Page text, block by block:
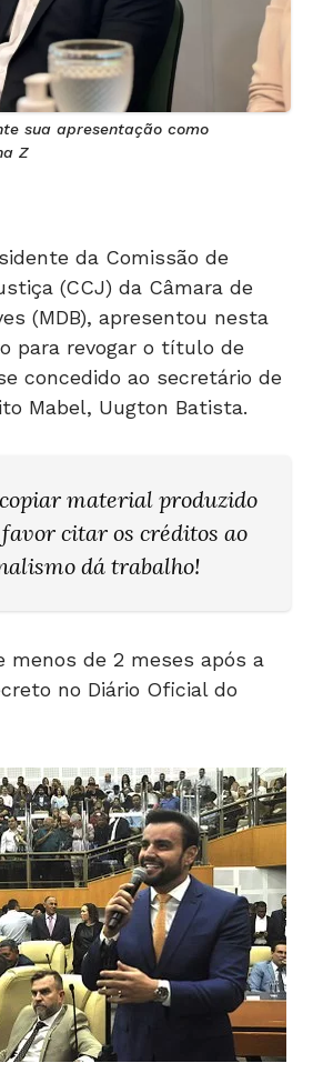
sua apresentação como
Z
da Comissão de
(CCJ) da Câmara de
(MDB), apresentou nesta
para revogar o título de
concedido ao secretário de
Mabel, Uugton Batista.
material produzido
favor citar os créditos ao
dá trabalho!
menos de 2 meses após a
no Diário Oficial do